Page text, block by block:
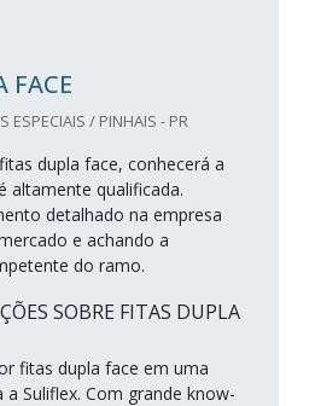
FACE
ESPECIAIS / PINHAIS - PR
dupla face, conhecerá a
altamente qualificada.
detalhado na empresa
e achando a
do ramo.
SOBRE FITAS DUPLA
fitas dupla face em uma
Suliflex. Com grande know-